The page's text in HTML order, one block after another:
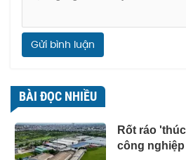
Gửi bình luận
BÀI ĐỌC NHIỀU
Rốt ráo
công nghiệp